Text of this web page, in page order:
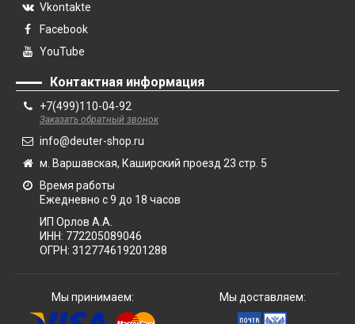
Vkontakte
Facebook
YouTube
Контактная информация
+7(499)110-04-92
Заказать обратный звонок
info@deuter-shop.ru
м. Варшавская, Каширский проезд 23 стр. 5
Время работы
Ежедневно с 9 до 18 часов
ИП Орлов А.А.
ИНН: 772205089046
ОГРН: 312774619201288
Мы принимаем: Мы доставляем: